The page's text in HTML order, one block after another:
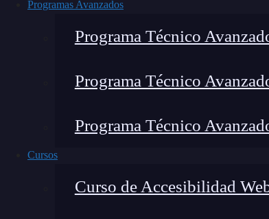
Programas Avanzados
Programa Técnico
Programa Técnico
Programa Técnico
Cursos
Curso de Accesibilidad